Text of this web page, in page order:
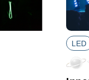
LED